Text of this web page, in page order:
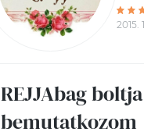
2015.
REJJAbag
bemutatkozom